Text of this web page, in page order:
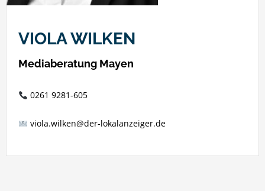
VIOLA WILKEN
Mediaberatung Mayen
0261 9281-605
viola.wilken@der-lokalanzeiger.de